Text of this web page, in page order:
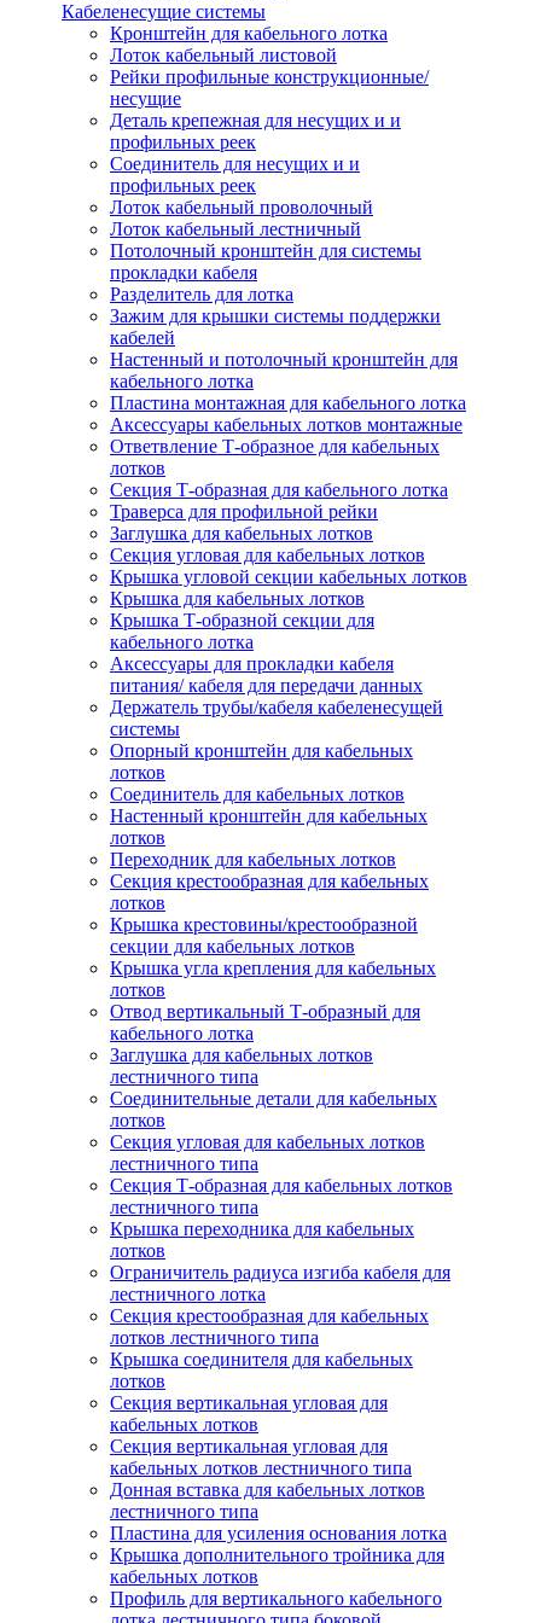
Кабеленесущие системы
Кронштейн для кабельного лотка
Лоток кабельный листовой
Рейки профильные конструкционные/
несущие
Деталь крепежная для несущих и и
профильных реек
Соединитель для несущих и и
профильных реек
Лоток кабельный проволочный
Лоток кабельный лестничный
Потолочный кронштейн для системы
прокладки кабеля
Разделитель для лотка
Зажим для крышки системы поддержки
кабелей
Настенный и потолочный кронштейн для
кабельного лотка
Пластина монтажная для кабельного лотка
Аксессуары кабельных лотков монтажные
Ответвление Т-образное для кабельных
лотков
Секция Т-образная для кабельного лотка
Траверса для профильной рейки
Заглушка для кабельных лотков
Секция угловая для кабельных лотков
Крышка угловой секции кабельных лотков
Крышка для кабельных лотков
Крышка Т-образной секции для
кабельного лотка
Аксессуары для прокладки кабеля
питания/ кабеля для передачи данных
Держатель трубы/кабеля кабеленесущей
системы
Опорный кронштейн для кабельных
лотков
Соединитель для кабельных лотков
Настенный кронштейн для кабельных
лотков
Переходник для кабельных лотков
Секция крестообразная для кабельных
лотков
Крышка крестовины/крестообразной
секции для кабельных лотков
Крышка угла крепления для кабельных
лотков
Отвод вертикальный Т-образный для
кабельного лотка
Заглушка для кабельных лотков
лестничного типа
Соединительные детали для кабельных
лотков
Секция угловая для кабельных лотков
лестничного типа
Секция Т-образная для кабельных лотков
лестничного типа
Крышка переходника для кабельных
лотков
Ограничитель радиуса изгиба кабеля для
лестничного лотка
Секция крестообразная для кабельных
лотков лестничного типа
Крышка соединителя для кабельных
лотков
Секция вертикальная угловая для
кабельных лотков
Секция вертикальная угловая для
кабельных лотков лестничного типа
Донная вставка для кабельных лотков
лестничного типа
Пластина для усиления основания лотка
Крышка дополнительного тройника для
кабельных лотков
Профиль для вертикального кабельного